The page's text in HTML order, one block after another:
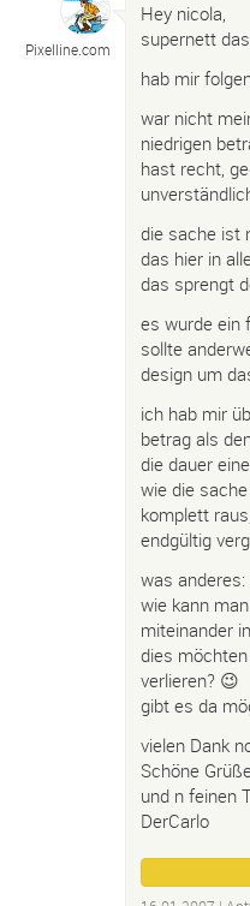
Pixelline.com
Hey nicola,
supernett
hab mir
war nicht
niedrigen
hast recht,
die sache ist
das hier in
das sprengt
es wurde ein
sollte
design um
ich hab mir
betrag als
die dauer
wie die
komplett
endgültig
was anderes:
wie kann
miteinander
dies
verlieren? 😉
gibt es da
vielen Dank
Schöne
und n feinen
DerCarlo